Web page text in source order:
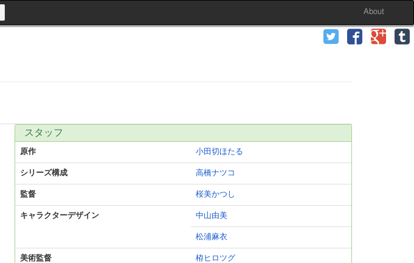
About
スタッフ
原作 小田切ほたる
シリーズ構成 高橋ナツコ
監督 桜美かつし
キャラクターデザイン 中山由美
松浦麻衣
美術監督 栫ヒロツグ